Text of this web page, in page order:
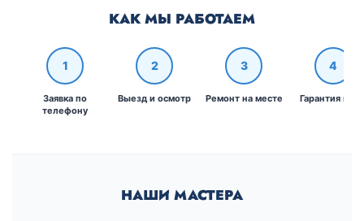
КАК МЫ РАБОТАЕМ
1
Заявка по
телефону
2
Выезд и осмотр
3
Ремонт на месте
4
Гарантия и
НАШИ МАСТЕРА